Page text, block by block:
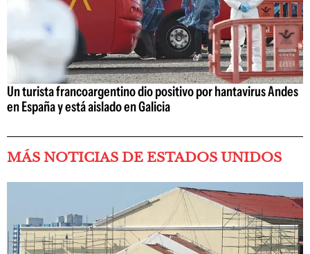
Un turista francoargentino dio positivo por hantavirus Andes
en España y está aislado en Galicia
MÁS NOTICIAS DE ESTADOS UNIDOS